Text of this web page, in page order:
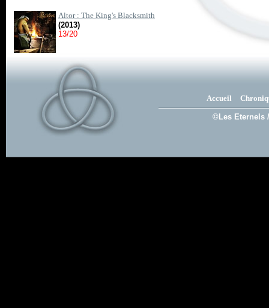
Altor : The King's Blacksmith
(2013)
13/20
Accueil
©Les Eternels